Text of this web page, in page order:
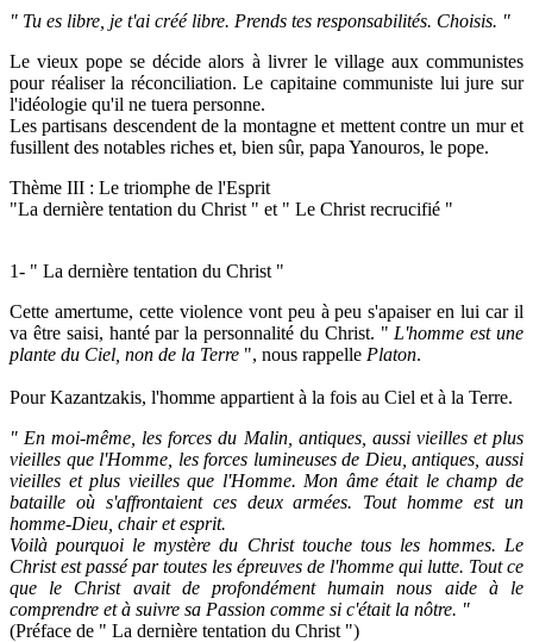
" Tu es libre, je t'ai créé libre. Prends tes responsabilités. Choisis. "
Le vieux pope se décide alors à livrer le village aux communistes
pour réaliser la réconciliation. Le capitaine communiste lui jure sur
l'idéologie qu'il ne tuera personne.
Les partisans descendent de la montagne et mettent contre un mur et
fusillent des notables riches et, bien sûr, papa Yanouros, le pope.
Thème III : Le triomphe de l'Esprit
"La dernière tentation du Christ " et " Le Christ recrucifié "
1- " La dernière tentation du Christ "
Cette amertume, cette violence vont peu à peu s'apaiser en lui car il
va être saisi, hanté par la personnalité du Christ. " L'homme est une
plante du Ciel, non de la Terre ", nous rappelle Platon.
Pour Kazantzakis, l'homme appartient à la fois au Ciel et à la Terre.
" En moi-même, les forces du Malin, antiques, aussi vieilles et plus
vieilles que l'Homme, les forces lumineuses de Dieu, antiques, aussi
vieilles et plus vieilles que l'Homme. Mon âme était le champ de
bataille où s'affrontaient ces deux armées. Tout homme est un
homme-Dieu, chair et esprit.
Voilà pourquoi le mystère du Christ touche tous les hommes. Le
Christ est passé par toutes les épreuves de l'homme qui lutte. Tout ce
que le Christ avait de profondément humain nous aide à le
comprendre et à suivre sa Passion comme si c'était la nôtre. "
(Préface de " La dernière tentation du Christ ")